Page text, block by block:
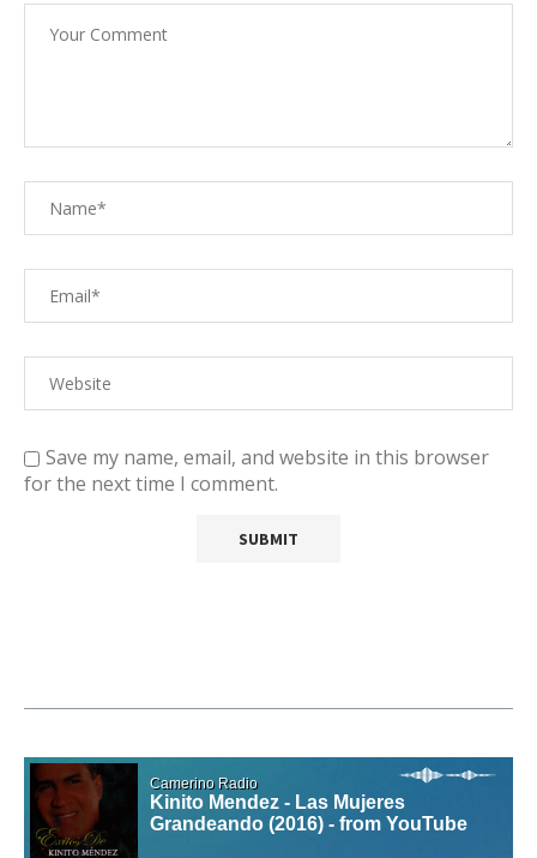
Save my name, email, and website in this browser
for the next time I comment.